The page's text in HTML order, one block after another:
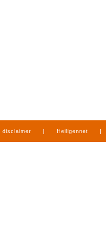
disclaimer | Heiligennet |